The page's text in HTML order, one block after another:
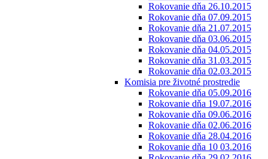
Rokovanie dňa 26.10.2015
Rokovanie dňa 07.09.2015
Rokovanie dňa 21.07.2015
Rokovanie dňa 03.06.2015
Rokovanie dňa 04.05.2015
Rokovanie dňa 31.03.2015
Rokovanie dňa 02.03.2015
Komisia pre životné prostredie
Rokovanie dňa 05.09.2016
Rokovanie dňa 19.07.2016
Rokovanie dňa 09.06.2016
Rokovanie dňa 02.06.2016
Rokovanie dňa 28.04.2016
Rokovanie dňa 10 03.2016